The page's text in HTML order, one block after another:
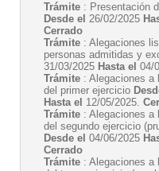
Trámite : Presentación
Desde el 26/02/2025
Cerrado
Trámite : Alegaciones
personas admitidas y
31/03/2025 Hasta el 04/
Trámite : Alegaciones a
del primer ejercicio
Hasta el 12/05/2025.
Trámite : Alegaciones a
del segundo ejercicio
Desde el 04/06/2025
Cerrado
Trámite : Alegaciones a